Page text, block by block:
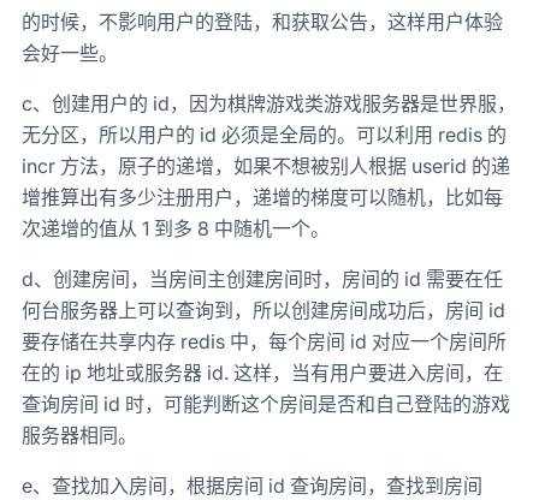
的时候，不影响用户的登陆，和获取公告，这样用户体验
会好一些。
c、创建用户的 id，因为棋牌游戏类游戏服务器是世界服，
无分区，所以用户的 id 必须是全局的。可以利用 redis 的
incr 方法，原子的递增，如果不想被别人根据 userid 的递
增推算出有多少注册用户，递增的梯度可以随机，比如每
次递增的值从 1 到多 8 中随机一个。
d、创建房间，当房间主创建房间时，房间的 id 需要在任
何台服务器上可以查询到，所以创建房间成功后，房间 id
要存储在共享内存 redis 中，每个房间 id 对应一个房间所
在的 ip 地址或服务器 id. 这样，当有用户要进入房间，在
查询房间 id 时，可能判断这个房间是否和自己登陆的游戏
服务器相同。
e、查找加入房间，根据房间 id 查询房间，查找到房间